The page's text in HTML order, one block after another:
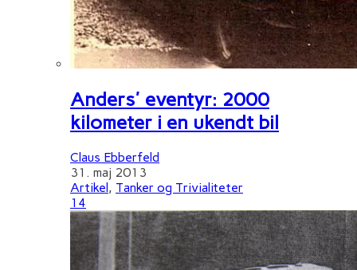
Anders' eventyr: 2000
kilometer i en ukendt bil
Claus Ebberfeld
31. maj 2013
Artikel , Tanker og Trivialiteter
14